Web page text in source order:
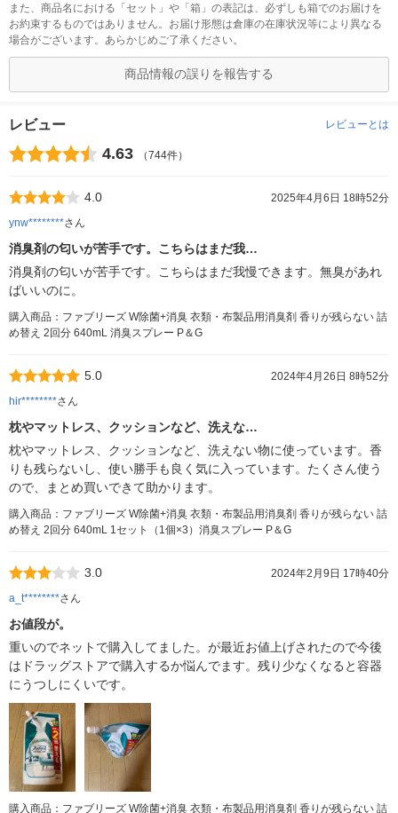
また、商品名における「セット」や「箱」の表記は、必ずしも箱でのお届けを
お約束するものではありません。お届け形態は倉庫の在庫状況等により異なる
場合がございます。あらかじめご了承ください。
商品情報の誤りを報告する
レビュー レビューとは
4.63 （744件）
4.0
2025年4月6日 18時52分
ynw********さん
消臭剤の匂いが苦手です。こちらはまだ我…
消臭剤の匂いが苦手です。こちらはまだ我慢できます。無臭があれ
ばいいのに。
購入商品：ファブリーズ W除菌+消臭 衣類・布製品用消臭剤 香りが残らない 詰
め替え 2回分 640mL 消臭スプレー P＆G
5.0
2024年4月26日 8時52分
hir********さん
枕やマットレス、クッションなど、洗えな…
枕やマットレス、クッションなど、洗えない物に使っています。香
りも残らないし、使い勝手も良く気に入っています。たくさん使う
ので、まとめ買いできて助かります。
購入商品：ファブリーズ W除菌+消臭 衣類・布製品用消臭剤 香りが残らない 詰
め替え 2回分 640mL 1セット（1個×3）消臭スプレー P＆G
3.0
2024年2月9日 17時40分
a_t********さん
お値段が。
重いのでネットで購入してました。が最近お値上げされたので今後
はドラッグストアで購入するか悩んでます。残り少なくなると容器
にうつしにくいです。
購入商品：ファブリーズ W除菌+消臭 衣類・布製品用消臭剤 香りが残らない 詰